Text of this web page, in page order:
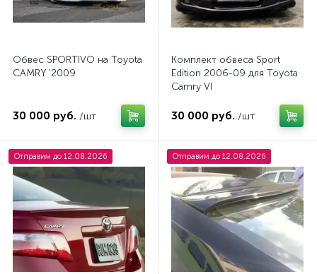
Обвес SPORTIVO на Toyota
CAMRY '2009
30 000 руб. /шт
Комплект обвеса Sport
Edition 2006-09 для Toyota
Camry VI
30 000 руб. /шт
Отправим до 12.08.2026 Отправим до 12.08.2026